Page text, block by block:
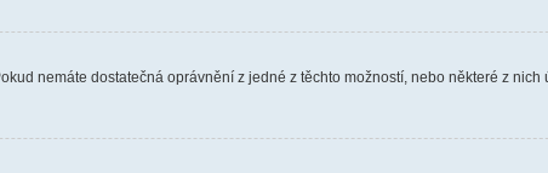
nemáte dostatečná oprávnění z jedné z těchto možností, nebo některé z